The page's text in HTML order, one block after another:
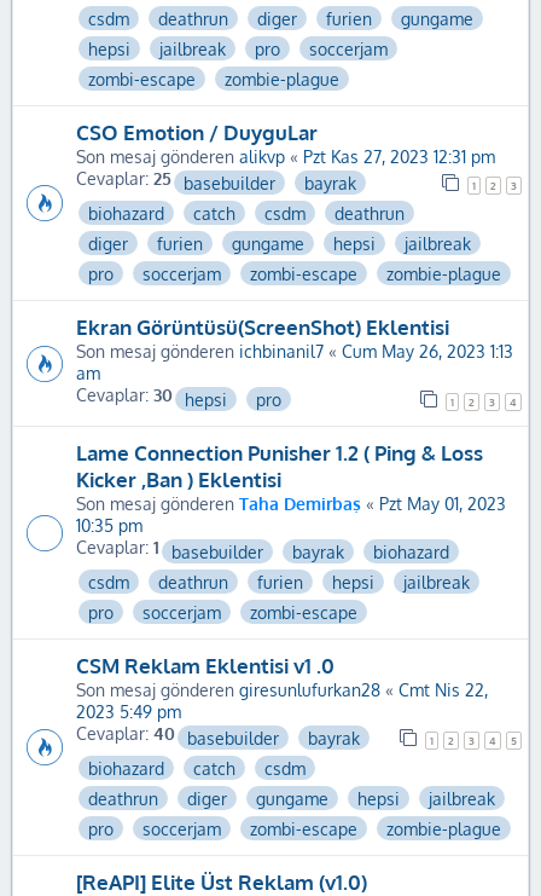
csdm
deathrun diger furien
gungame
hepsi
jailbreak pro
soccerjam
zombi-escape
zombie-plague
CSO Emotion / DuyguLar
Son mesaj gönderen alikvp « Pzt Kas 27, 2023 12:31 pm
Cevaplar: 25 1 2 3
basebuilder
bayrak
biohazard
catch csdm
deathrun
diger
furien gungame hepsi
jailbreak
pro
soccerjam zombi-escape zombie-plague
Ekran Görüntüsü(ScreenShot) Eklentisi
Son mesaj gönderen ichbinanil7 « Cum May 26, 2023 1:13
am
Cevaplar: 30 1 2 3 4
hepsi pro
Lame Connection Punisher 1.2 ( Ping & Loss
Kicker ,Ban ) Eklentisi
Son mesaj gönderen Taha Demirbaş « Pzt May 01, 2023
10:35 pm
Cevaplar: 1 basebuilder bayrak
biohazard
csdm
deathrun furien hepsi
jailbreak
pro
soccerjam zombi-escape
CSM Reklam Eklentisi v1 .0
Son mesaj gönderen giresunlufurkan28 « Cmt Nis 22,
2023 5:49 pm
Cevaplar: 40 1 2 3 4 5
basebuilder
bayrak
biohazard
catch
csdm
deathrun
diger gungame hepsi
jailbreak
pro
soccerjam zombi-escape zombie-plague
[ReAPI] Elite Üst Reklam (v1.0)